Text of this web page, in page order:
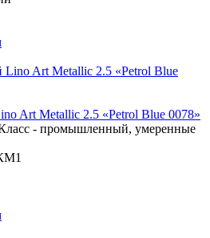
Art Metallic 2.5 «Petrol Blue 0078»
- промышленный, умеренные